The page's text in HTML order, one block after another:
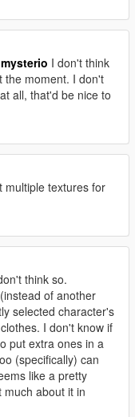
I don't think
the moment. I don't
all, that'd be nice to
textures for
think so.
of another
selected character's
I don't know if
put extra ones in a
(specifically) can
like a pretty
about it in